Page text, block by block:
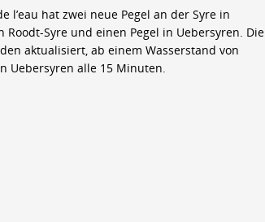
l’eau hat zwei neue Pegel an der Syre in
Roodt-Syre und einen Pegel in Uebersyren. Die
aktualisiert, ab einem Wasserstand von
Uebersyren alle 15 Minuten.